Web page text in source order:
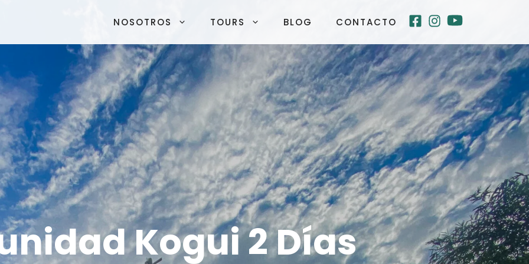
NOSOTROS TOURS BLOG CONTACTO
Kogui 2 Días